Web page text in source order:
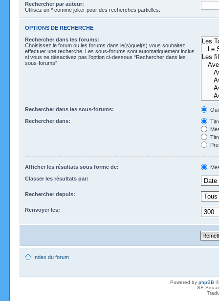
Rechercher par auteur:
Utilisez un * comme joker pour des recherches partielles.
OPTIONS DE RECHERCHE
Rechercher dans les forums:
Choisissez le forum ou les forums dans le(s)quel(s) vous souhaitez
effectuer une recherche. Les sous-forums sont automatiquement inclus
si vous ne désactivez pas l’option ci-dessous “Rechercher dans les
sous-forums”.
Rechercher dans les sous-forums:
Oui
Rechercher dans:
Afficher les résultats sous forme de:
Classer les résultats par:
Rechercher depuis:
Renvoyer les:
Index du forum
Powered by phpBB
SE